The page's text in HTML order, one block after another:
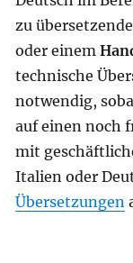
zu
oder einem
technische
notwendig,
auf einen noch
mit
Italien oder
Übersetzungen